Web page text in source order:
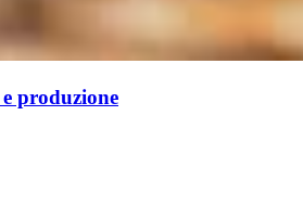
produzione